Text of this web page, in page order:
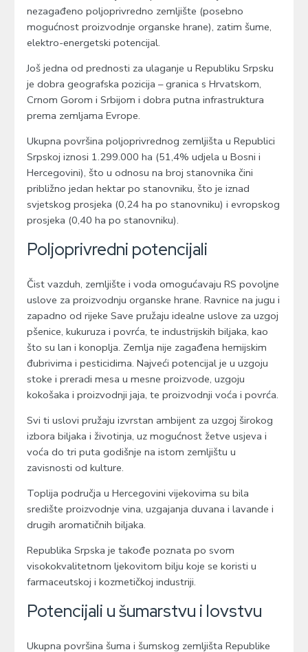
nezagađeno poljoprivredno zemljište (posebno
mogućnost proizvodnje organske hrane), zatim šume,
elektro-energetski potencijal.
Još jedna od prednosti za ulaganje u Republiku Srpsku
je dobra geografska pozicija – granica s Hrvatskom,
Crnom Gorom i Srbijom i dobra putna infrastruktura
prema zemljama Evrope.
Ukupna površina poljoprivrednog zemljišta u Republici
Srpskoj iznosi 1.299.000 ha (51,4% udjela u Bosni i
Hercegovini), što u odnosu na broj stanovnika čini
približno jedan hektar po stanovniku, što je iznad
svjetskog prosjeka (0,24 ha po stanovniku) i evropskog
prosjeka (0,40 ha po stanovniku).
Poljoprivredni potencijali
Čist vazduh, zemljište i voda omogućavaju RS povoljne
uslove za proizvodnju organske hrane. Ravnice na jugu i
zapadno od rijeke Save pružaju idealne uslove za uzgoj
pšenice, kukuruza i povrća, te industrijskih biljaka, kao
što su lan i konoplja. Zemlja nije zagađena hemijskim
đubrivima i pesticidima. Najveći potencijal je u uzgoju
stoke i preradi mesa u mesne proizvode, uzgoju
kokošaka i proizvodnji jaja, te proizvodnji voća i povrća.
Svi ti uslovi pružaju izvrstan ambijent za uzgoj širokog
izbora biljaka i životinja, uz mogućnost žetve usjeva i
voća do tri puta godišnje na istom zemljištu u
zavisnosti od kulture.
Toplija područja u Hercegovini vijekovima su bila
središte proizvodnje vina, uzgajanja duvana i lavande i
drugih aromatičnih biljaka.
Republika Srpska je takođe poznata po svom
visokokvalitetnom ljekovitom bilju koje se koristi u
farmaceutskoj i kozmetičkoj industriji.
Potencijali u šumarstvu i lovstvu
Ukupna površina šuma i šumskog zemljišta Republike